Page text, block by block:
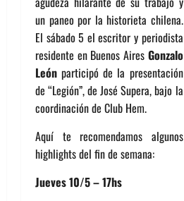
un paneo por la historieta chilena.
El sábado 5 el escritor y periodista
residente en Buenos Aires Gonzalo
León participó de la presentación
de “Legión”, de José Supera, bajo la
coordinación de Club Hem.
Aquí te recomendamos algunos
highlights del fin de semana:
Jueves 10/5 – 17hs